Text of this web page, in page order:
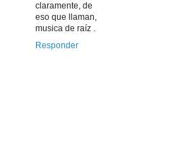
claramente, de
eso que llaman,
musica de raíz .
Responder